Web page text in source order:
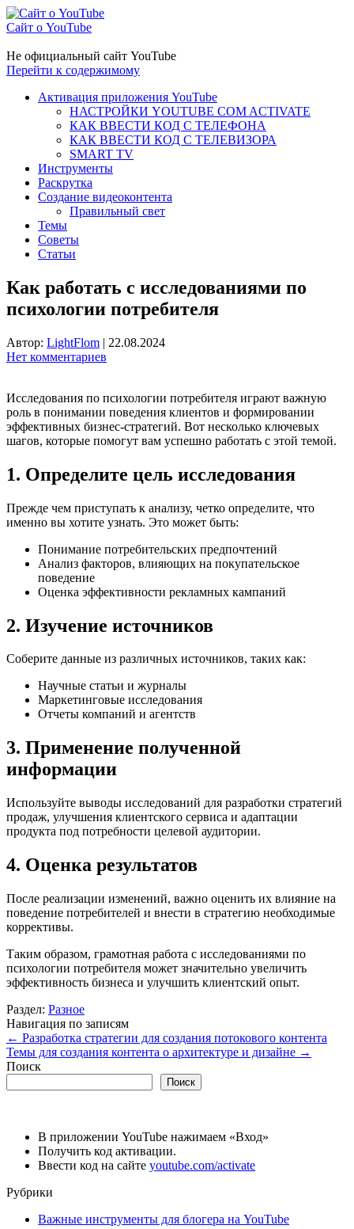
Сайт о YouTube
Не официальный сайт YouTube
Перейти к содержимому
Активация приложения YouTube
НАСТРОЙКИ YOUTUBE COM ACTIVATE
КАК ВВЕСТИ КОД С ТЕЛЕФОНА
КАК ВВЕСТИ КОД С ТЕЛЕВИЗОРА
SMART TV
Инструменты
Раскрутка
Создание видеоконтента
Правильный свет
Темы
Советы
Статьи
Как работать с исследованиями по
психологии потребителя
Автор: LightFlom | 22.08.2024
Нет комментариев
Исследования по психологии потребителя играют важную
роль в понимании поведения клиентов и формировании
эффективных бизнес-стратегий. Вот несколько ключевых
шагов, которые помогут вам успешно работать с этой темой.
1. Определите цель исследования
Прежде чем приступать к анализу, четко определите, что
именно вы хотите узнать. Это может быть:
Понимание потребительских предпочтений
Анализ факторов, влияющих на покупательское
поведение
Оценка эффективности рекламных кампаний
2. Изучение источников
Соберите данные из различных источников, таких как:
Научные статьи и журналы
Маркетинговые исследования
Отчеты компаний и агентств
3. Применение полученной
информации
Используйте выводы исследований для разработки стратегий
продаж, улучшения клиентского сервиса и адаптации
продукта под потребности целевой аудитории.
4. Оценка результатов
После реализации изменений, важно оценить их влияние на
поведение потребителей и внести в стратегию необходимые
коррективы.
Таким образом, грамотная работа с исследованиями по
психологии потребителя может значительно увеличить
эффективность бизнеса и улучшить клиентский опыт.
Раздел: Разное
Навигация по записям
← Разработка стратегии для создания потокового контента
Темы для создания контента о архитектуре и дизайне →
Поиск
Поиск
В приложении YouTube нажимаем «Вход»
Получить код активации.
Ввести код на сайте youtube.com/activate
Рубрики
Важные инструменты для блогера на YouTube